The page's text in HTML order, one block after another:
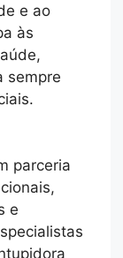
e ao
às
sempre
parceria
e